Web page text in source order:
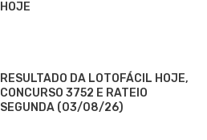
HOJE
RESULTADO DA LOTOFÁCIL HOJE,
CONCURSO 3752 E RATEIO
SEGUNDA (03/08/26)